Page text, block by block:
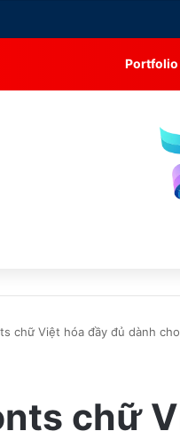
Portfolio
chữ Việt hóa đầy đủ dành
chữ